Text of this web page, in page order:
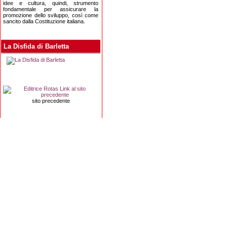
idee e cultura, quindi, strumento
fondamentale per assicurare la
promozione dello sviluppo, così come
sancito dalla Costituzione italiana.
La Disfida di Barletta
sito precedente